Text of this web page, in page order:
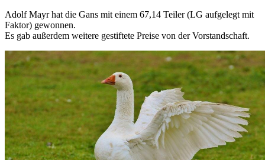
Adolf Mayr hat die Gans mit einem 67,14 Teiler (LG aufgelegt mit
Faktor) gewonnen.
Es gab außerdem weitere gestiftete Preise von der Vorstandschaft.